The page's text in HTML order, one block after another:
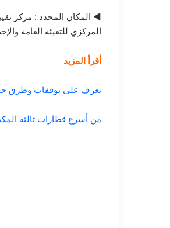
المركزي للتعبئة العامة
أقرأ المزيد
تعرف على توقفات وطرق
من أسرع قطارات ثالثة